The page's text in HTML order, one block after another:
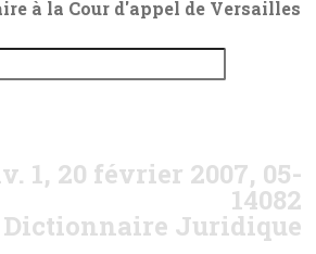
à la Cour d'appel de Versailles
1, 20 février 2007, 05-
14082
Dictionnaire Juridique